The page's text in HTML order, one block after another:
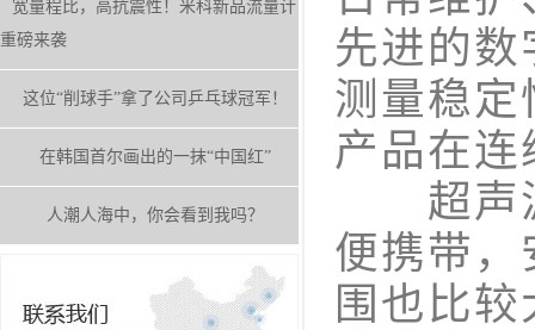
宽量程比，高抗震性！米科新品流量计
重磅来袭
这位“削球手”拿了公司乒乓球冠军！
在韩国首尔画出的一抹“中国红”
人潮人海中，你会看到我吗？
先进的
测量稳定
产品在
超声波
便携带，
围也比